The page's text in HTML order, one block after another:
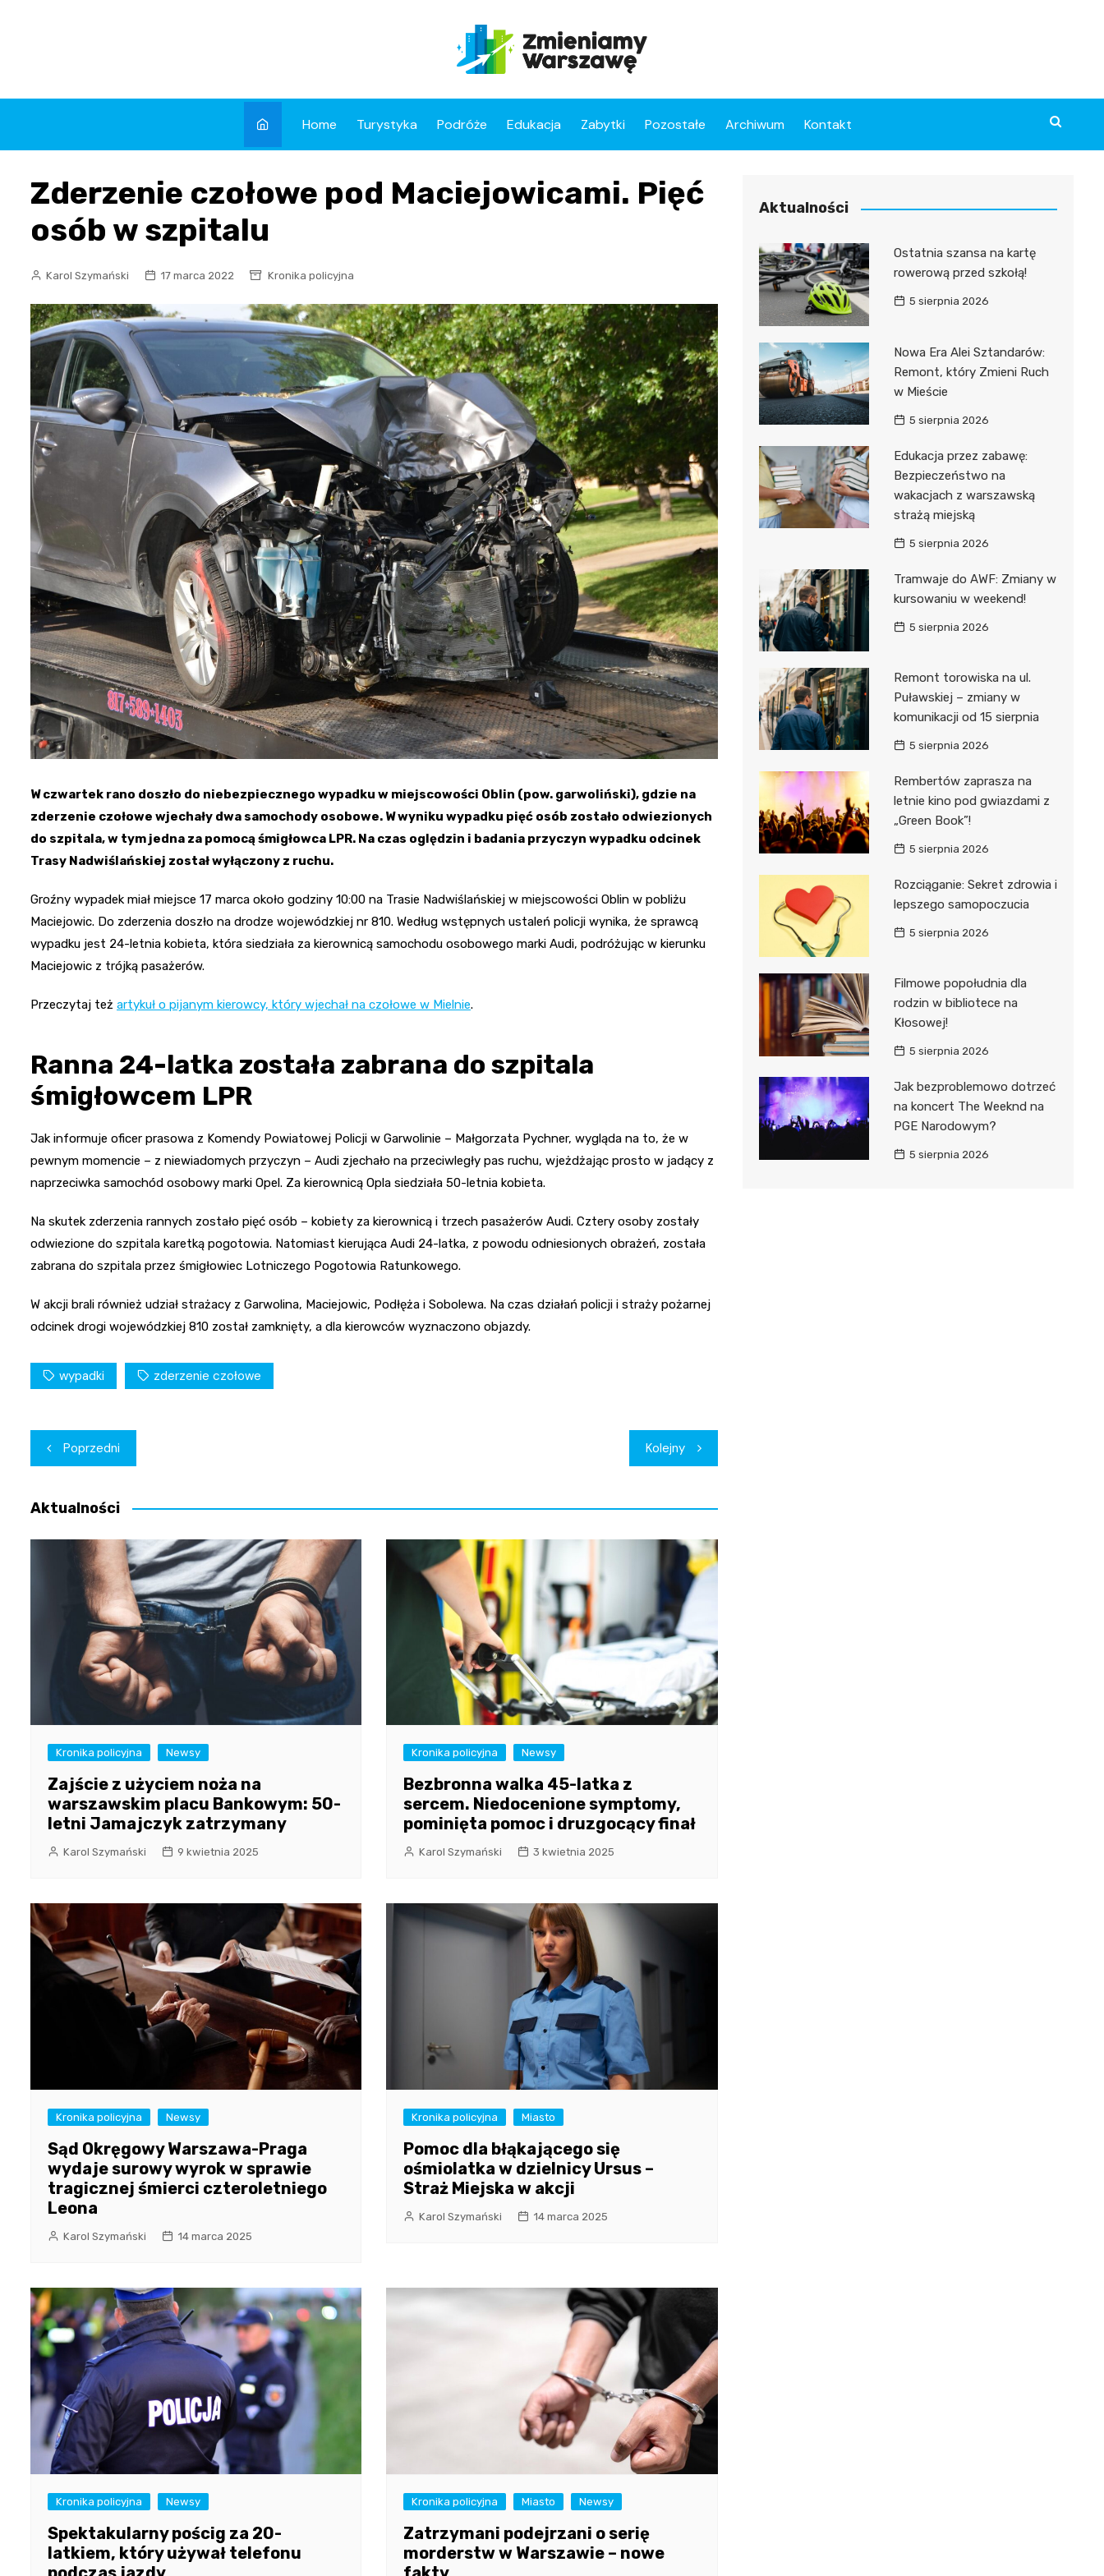
Home Turystyka Podróże Edukacja Zabytki Pozostałe Archiwum Kontakt
Zderzenie czołowe pod Maciejowicami. Pięć
osób w szpitalu
Karol Szymański 17 marca 2022 Kronika policyjna
W czwartek rano doszło do niebezpiecznego wypadku w miejscowości Oblin (pow. garwoliński), gdzie na
zderzenie czołowe wjechały dwa samochody osobowe. W wyniku wypadku pięć osób zostało odwiezionych
do szpitala, w tym jedna za pomocą śmigłowca LPR. Na czas oględzin i badania przyczyn wypadku odcinek
Trasy Nadwiślańskiej został wyłączony z ruchu.
Groźny wypadek miał miejsce 17 marca około godziny 10:00 na Trasie Nadwiślańskiej w miejscowości Oblin w pobliżu
Maciejowic. Do zderzenia doszło na drodze wojewódzkiej nr 810. Według wstępnych ustaleń policji wynika, że sprawcą
wypadku jest 24-letnia kobieta, która siedziała za kierownicą samochodu osobowego marki Audi, podróżując w kierunku
Maciejowic z trójką pasażerów.
Przeczytaj też artykuł o pijanym kierowcy, który wjechał na czołowe w Mielnie.
Ranna 24-latka została zabrana do szpitala
śmigłowcem LPR
Jak informuje oficer prasowa z Komendy Powiatowej Policji w Garwolinie – Małgorzata Pychner, wygląda na to, że w
pewnym momencie – z niewiadomych przyczyn – Audi zjechało na przeciwległy pas ruchu, wjeżdżając prosto w jadący z
naprzeciwka samochód osobowy marki Opel. Za kierownicą Opla siedziała 50-letnia kobieta.
Na skutek zderzenia rannych zostało pięć osób – kobiety za kierownicą i trzech pasażerów Audi. Cztery osoby zostały
odwiezione do szpitala karetką pogotowia. Natomiast kierująca Audi 24-latka, z powodu odniesionych obrażeń, została
zabrana do szpitala przez śmigłowiec Lotniczego Pogotowia Ratunkowego.
W akcji brali również udział strażacy z Garwolina, Maciejowic, Podłęża i Sobolewa. Na czas działań policji i straży pożarnej
odcinek drogi wojewódzkiej 810 został zamknięty, a dla kierowców wyznaczono objazdy.
wypadki zderzenie czołowe
Nawigacja
wpisu
Poprzedni Kolejny
Aktualności
Kronika policyjna Newsy
Zajście z użyciem noża na
warszawskim placu Bankowym: 50-
letni Jamajczyk zatrzymany
Karol Szymański 9 kwietnia 2025
Kronika policyjna Newsy
Bezbronna walka 45-latka z
sercem. Niedocenione symptomy,
pominięta pomoc i druzgocący finał
Karol Szymański 3 kwietnia 2025
Kronika policyjna Newsy
Sąd Okręgowy Warszawa-Praga
wydaje surowy wyrok w sprawie
tragicznej śmierci czteroletniego
Leona
Karol Szymański 14 marca 2025
Kronika policyjna Miasto
Pomoc dla błąkającego się
ośmiolatka w dzielnicy Ursus –
Straż Miejska w akcji
Karol Szymański 14 marca 2025
Kronika policyjna Newsy
Spektakularny pościg za 20-
latkiem, który używał telefonu
Kronika policyjna Miasto Newsy
Zatrzymani podejrzani o serię
morderstw w Warszawie – nowe
Aktualności
Ostatnia szansa na kartę
rowerową przed szkołą!
5 sierpnia 2026
Nowa Era Alei Sztandarów:
Remont, który Zmieni Ruch
w Mieście
5 sierpnia 2026
Edukacja przez zabawę:
Bezpieczeństwo na
wakacjach z warszawską
strażą miejską
5 sierpnia 2026
Tramwaje do AWF: Zmiany w
kursowaniu w weekend!
5 sierpnia 2026
Remont torowiska na ul.
Puławskiej – zmiany w
komunikacji od 15 sierpnia
5 sierpnia 2026
Rembertów zaprasza na
letnie kino pod gwiazdami z
„Green Book”!
5 sierpnia 2026
Rozciąganie: Sekret zdrowia i
lepszego samopoczucia
5 sierpnia 2026
Filmowe popołudnia dla
rodzin w bibliotece na
Kłosowej!
5 sierpnia 2026
Jak bezproblemowo dotrzeć
na koncert The Weeknd na
PGE Narodowym?
5 sierpnia 2026